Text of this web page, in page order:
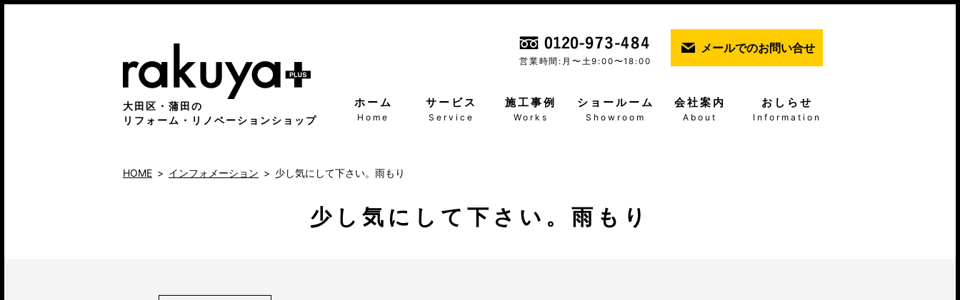
大田区・蒲田の
リフォーム・リノベーションショップ
営業時間:月〜土9:00〜18:00
メールでのお問い合せ
ホーム
Home
サービス
Service
施工事例
Works
ショールーム
Showroom
会社案内
About
おしらせ
Information
HOME インフォメーション 少し気にして下さい。雨もり
少し気にして下さい。雨もり